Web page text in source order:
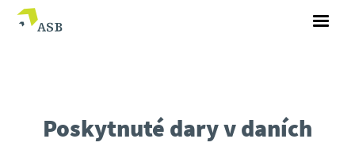
Poskytnuté dary v daních